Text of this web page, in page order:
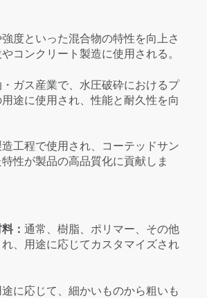
度といった混合物の特性を向上さ
コンクリート製造に使用される。
ガス産業で、水圧破砕におけるプ
途に使用され、性能と耐久性を向
工程で使用され、コーテッドサン
性が製品の高品質化に貢献しま
： 通常、樹脂、ポリマー、その他
、用途に応じてカスタマイズされ
途に応じて、細かいものから粗いも